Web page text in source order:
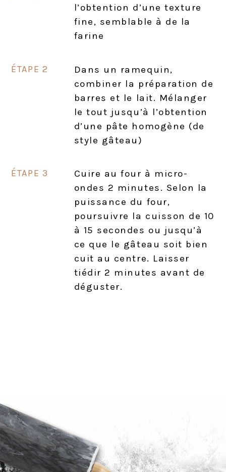
l’obtention d’une texture
fine, semblable à de la
farine
Dans un ramequin,
combiner la préparation de
barres et le lait. Mélanger
le tout jusqu’à l’obtention
d’une pâte homogène (de
style gâteau)
Cuire au four à micro-
ondes 2 minutes. Selon la
puissance du four,
poursuivre la cuisson de 10
à 15 secondes ou jusqu’à
ce que le gâteau soit bien
cuit au centre. Laisser
tiédir 2 minutes avant de
déguster.